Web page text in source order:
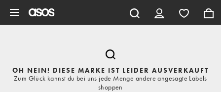
OH NEIN! DIESE MARKE IST LEIDER AUSVERKAUFT
Zum Glück kannst du bei uns jede Menge andere angesagte Labels
shoppen